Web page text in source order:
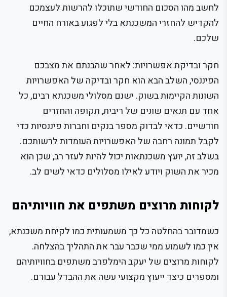
לחשב מהו הסכום החודשי שתוכלו להרשות לעצמכם
להקדיש להחזרי המשכנתא בלי לפגוע באורח החיים
שלכם.
חקר ובדיקת אפשרויות: לאחר שהבנתם את מצבכם
הפיננסי, השלב הבא הוא חקר ובדיקה של האפשרויות
השונות הקיימות בשוק. ישנם מסלולי משכנתא רבים, כל
אחד עם תנאים שונים של ריבית, תקופה והחזרים
חודשיים. כדאי לבדוק מספר בנקים וחברות פיננסיות כדי
לקבל תמונה רחבה של האפשרויות העומדות לרשותכם.
בשלב זה, יועץ משכנתאות יכול להיות לעזר רב, שכן הוא
מכיר את השוק ויודע לאילו מסלולים כדאי לשים לב.
לקוחות מרוצים משתפים את חוויותיהם
כשמדובר בהחלטה כל כך משמעותית כמו לקיחת משכנתא,
אין כמו לשמוע ממי שכבר עבר את התהליך בהצלחה.
לקוחות מרוצים של יעקב הימלפרב משתפים בחוויותיהם
ומספרים כיצד ייעוץ מקצועי עשה את ההבדל עבורם.